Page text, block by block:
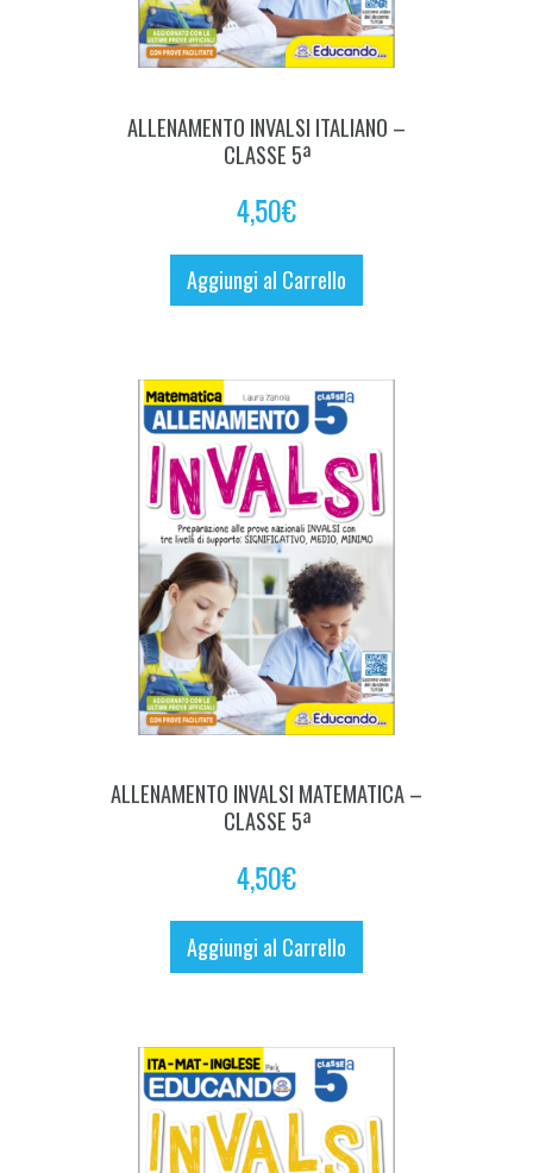
ALLENAMENTO INVALSI ITALIANO –
CLASSE 5ª
4,50€
Aggiungi al Carrello
ALLENAMENTO INVALSI MATEMATICA –
CLASSE 5ª
4,50€
Aggiungi al Carrello